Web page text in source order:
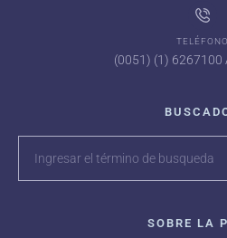
TELÉFONO
(0051) (1) 6267100
SOBRE LA